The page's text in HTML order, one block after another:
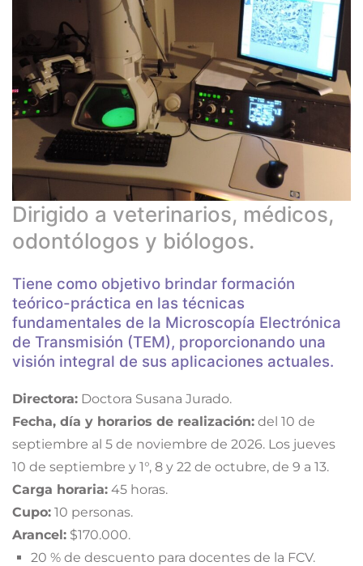
Dirigido a veterinarios, médicos,
odontólogos y biólogos.
Tiene como objetivo brindar formación
teórico-práctica en las técnicas
fundamentales de la Microscopía Electrónica
de Transmisión (TEM), proporcionando una
visión integral de sus aplicaciones actuales.
Directora: Doctora Susana Jurado.
Fecha, día y horarios de realización: del 10 de
septiembre al 5 de noviembre de 2026. Los jueves
10 de septiembre y 1°, 8 y 22 de octubre, de 9 a 13.
Carga horaria: 45 horas.
Cupo: 10 personas.
Arancel: $170.000.
20 % de descuento para docentes de la FCV.